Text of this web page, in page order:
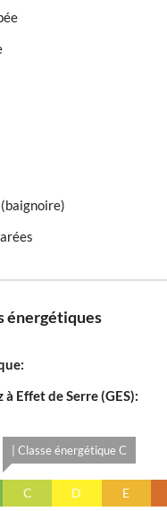
énergétiques
à Effet de Serre (GES):
| Classe énergétique C
C D E